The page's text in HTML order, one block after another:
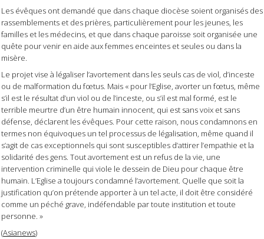
Les évêques ont demandé que dans chaque diocèse soient organisés des
rassemblements et des prières, particulièrement pour les jeunes, les
familles et les médecins, et que dans chaque paroisse soit organisée une
quête pour venir en aide aux femmes enceintes et seules ou dans la
misère.
Le projet vise à légaliser l’avortement dans les seuls cas de viol, d’inceste
ou de malformation du fœtus. Mais « pour l’Eglise, avorter un fœtus, même
s’il est le résultat d’un viol ou de l’inceste, ou s’il est mal formé, est le
terrible meurtre d’un être humain innocent, qui est sans voix et sans
défense, déclarent les évêques. Pour cette raison, nous condamnons en
termes non équivoques un tel processus de légalisation, même quand il
s’agit de cas exceptionnels qui sont susceptibles d’attirer l’empathie et la
solidarité des gens. Tout avortement est un refus de la vie, une
intervention criminelle qui viole le dessein de Dieu pour chaque être
humain. L’Eglise a toujours condamné l’avortement. Quelle que soit la
justification qu’on prétende apporter à un tel acte, il doit être considéré
comme un péché grave, indéfendable par toute institution et toute
personne. »
(Asianews)